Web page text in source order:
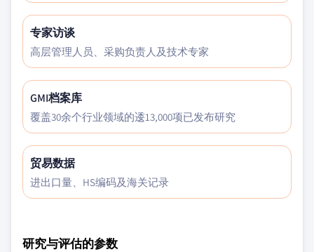
专家访谈
高层管理人员、采购负责人及技术专家
GMI档案库
覆盖30余个行业领域的逶13,000项已发布研究
贸易数据
进出口量、HS编码及海关记录
研究与评估的参数